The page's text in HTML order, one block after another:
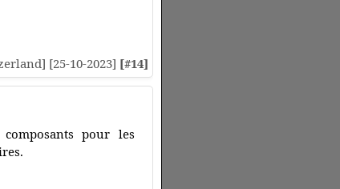
[25-10-2023] [#14]
pour les